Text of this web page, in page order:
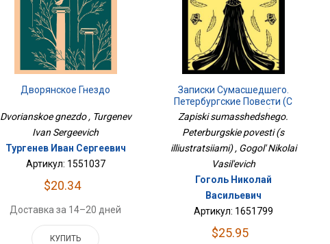
Дворянское Гнездо
Dvorianskoe gnezdo , Turgenev
Ivan Sergeevich
Тургенев Иван Сергеевич
Артикул: 1551037
$20.34
Доставка за 14–20 дней
КУПИТЬ
Записки Сумасшедшего.
Петербургские Повести (с
Иллюстрациями)
Zapiski sumasshedshego.
Peterburgskie povesti (s
illiustratsiiami) , Gogol' Nikolai
Vasil'evich
Гоголь Николай
Васильевич
Артикул: 1651799
$25.95